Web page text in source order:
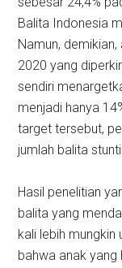
Balita Indonesia
Namun,
2020 yang
sendiri
menjadi hanya
target tersebut,
jumlah balita
Hasil penelitian
balita yang
kali lebih mungkin
bahwa anak yang